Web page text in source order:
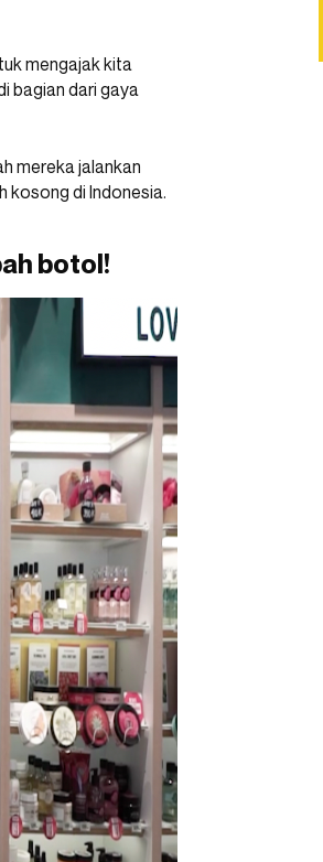
mengajak kita
bagian dari gaya
mereka jalankan
kosong di Indonesia.
botol!